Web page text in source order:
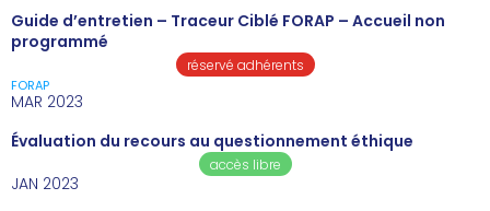
Guide d’entretien – Traceur Ciblé FORAP – Accueil non
programmé
réservé adhérents
FORAP
MAR 2023
Évaluation du recours au questionnement éthique
accès libre
JAN 2023